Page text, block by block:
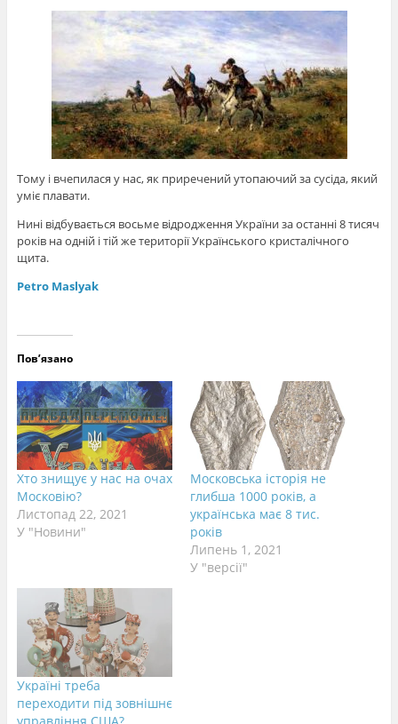
Тому і вчепилася у нас, як приречений утопаючий за сусіда, який
уміє плавати.
Нині відбувається восьме відродження України за останні 8 тисяч
років на одній і тій же території Українського кристалічного
щита.
Petro Maslyak
Пов’язано
Хто знищує у нас на очах
Московію?
Листопад 22, 2021
У "Новини"
Московська історія не
глибша 1000 років, а
українська має 8 тис.
років
Липень 1, 2021
У "версії"
Україні треба
переходити під зовнішнє